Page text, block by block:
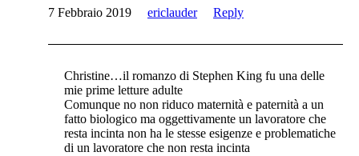
7 Febbraio 2019
ericlauder Reply
Christine…il romanzo di Stephen King fu una delle
mie prime letture adulte
Comunque no non riduco maternità e paternità a un
fatto biologico ma oggettivamente un lavoratore che
resta incinta non ha le stesse esigenze e problematiche
di un lavoratore che non resta incinta